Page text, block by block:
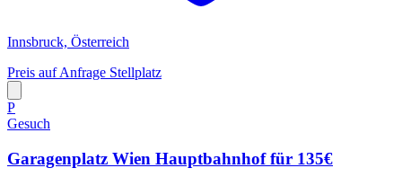
Innsbruck, Österreich
Preis auf Anfrage Stellplatz
P
Gesuch
Garagenplatz Wien Hauptbahnhof für 135€